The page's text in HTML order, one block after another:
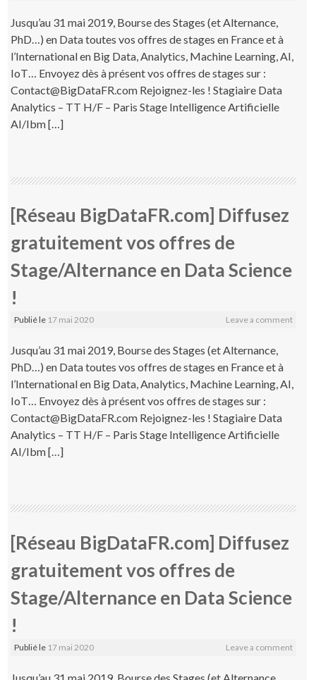
Jusqu’au 31 mai 2019, Bourse des Stages (et Alternance,
PhD…) en Data toutes vos offres de stages en France et à
l’International en Big Data, Analytics, Machine Learning, AI,
IoT… Envoyez dès à présent vos offres de stages sur :
Contact@BigDataFR.com Rejoignez-les ! Stagiaire Data
Analytics – TT H/F – Paris Stage Intelligence Artificielle
AI/Ibm […]
[Réseau BigDataFR.com] Diffusez
gratuitement vos offres de
Stage/Alternance en Data Science
!
Publié le 17 mai 2020 Leave a comment
Jusqu’au 31 mai 2019, Bourse des Stages (et Alternance,
PhD…) en Data toutes vos offres de stages en France et à
l’International en Big Data, Analytics, Machine Learning, AI,
IoT… Envoyez dès à présent vos offres de stages sur :
Contact@BigDataFR.com Rejoignez-les ! Stagiaire Data
Analytics – TT H/F – Paris Stage Intelligence Artificielle
AI/Ibm […]
[Réseau BigDataFR.com] Diffusez
gratuitement vos offres de
Stage/Alternance en Data Science
!
Publié le 17 mai 2020 Leave a comment